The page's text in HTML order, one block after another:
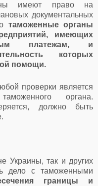
имеют право на
документальных
таможенные органы
имеющих
платежам, и
которых
помощи.
проверки является
органа.
должно быть
Украины, так и других
дело с таможенными
границы и